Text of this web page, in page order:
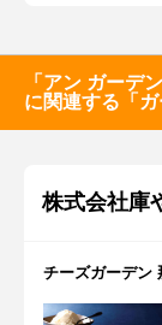
「アン ガーデ
に関連する「
株式会社庫
チーズガーデン